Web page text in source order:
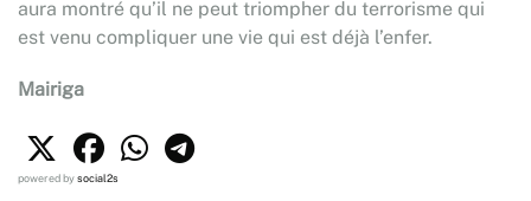
aura montré qu’il ne peut triompher du terrorisme qui
est venu compliquer une vie qui est déjà l’enfer.
Mairiga
powered bysocial2s